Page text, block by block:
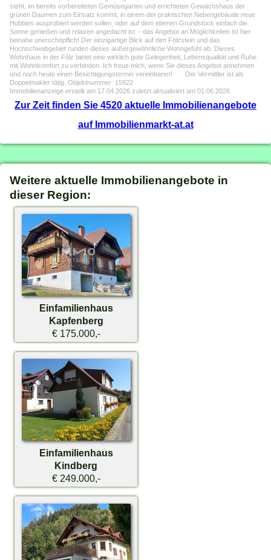
steht, im bereits vorbereiteten Gemüsegarten und errichteten Gewächshaus der
grünen Daumen zum Einsatz kommt, in einem der praktischen Nebengebäude neue
Hobbies ausprobiert werden sollen, oder auf dem ebenen Grundstück einfach die
Sonne genießen und relaxen angedacht ist - das Angebot an Möglichkeiten ist hier
beinahe unerschöpflich! Der einzigartige Blick auf den Fölzstein und das
Hochschwabgebiet runden dieses außergewöhnliche Wohngefühl ab. Dieses
Wohnhaus in der Fölz bietet eine wirklich gute Gelegenheit, Lebensqualität und Ruhe
mit Wohnkomfort zu verbinden. Ich freue mich, wenn Sie dieses Angebot annehmen
und noch heute einen Besichtigungstermin vereinbaren! Der Vermittler ist als
Doppelmakler tätig. Objektnummer: 15922
Immobilienanzeige erstellt am 17.04.2026 zuletzt aktualisiert am 01.06.2026.
Zur Zeit finden Sie 4520 aktuelle Immobilienangebote
auf Immobilienmarkt-at.at
Weitere aktuelle Immobilienangebote in
dieser Region:
Einfamilienhaus
Kapfenberg
€ 175.000,-
Einfamilienhaus
Kindberg
€ 249.000,-